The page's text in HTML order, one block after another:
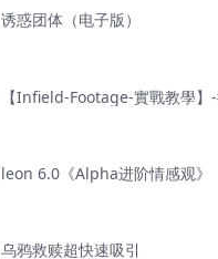
诱惑团体（电子版）
【Infield-Footage-實戰教學】
leon 6.0《Alpha进阶情感观》
乌鸦救赎超快速吸引